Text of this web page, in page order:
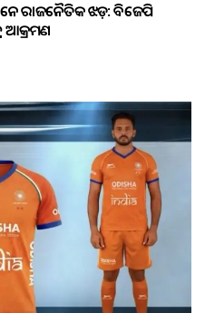
ରାଜନୈତିକ ଝଡ଼: ବିଜେପି
ଆକ୍ରମଣ